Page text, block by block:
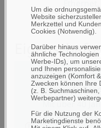
Um die
Website
Merkzettel und
Cookies (Notwendig).
Darüber hinaus
ähnliche
Werbe-IDs), um
und Ihnen
anzuzeigen (Komfort
Zwecken können Ihre
(z. B.
Werbepartner)
Für die Nutzung der
Marketingdienste
weiß
Zu viel
passende
Mit über 40
die passende